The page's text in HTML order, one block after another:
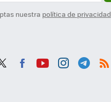
nuestra política de privacidad